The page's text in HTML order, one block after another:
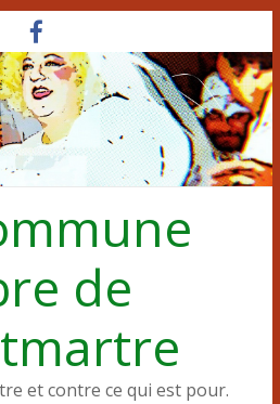
de
et contre ce qui est pour.